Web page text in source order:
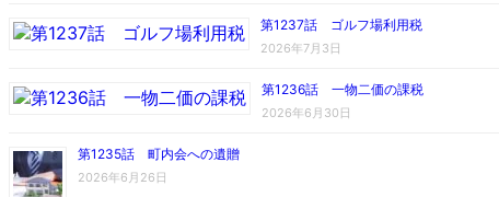
第1237話 ゴルフ場利用税
2026年7月3日
第1236話 一物二価の課税
2026年6月30日
第1235話 町内会への遺贈
2026年6月26日